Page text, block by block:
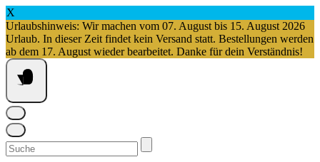
X
Urlaubshinweis: Wir machen vom 07. August bis 15. August 2026
Urlaub. In dieser Zeit findet kein Versand statt. Bestellungen werden
ab dem 17. August wieder bearbeitet. Danke für dein Verständnis!
Springe
zum
Inhalt
Suchen
nach: